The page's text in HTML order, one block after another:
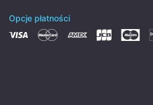
Opcje płatności